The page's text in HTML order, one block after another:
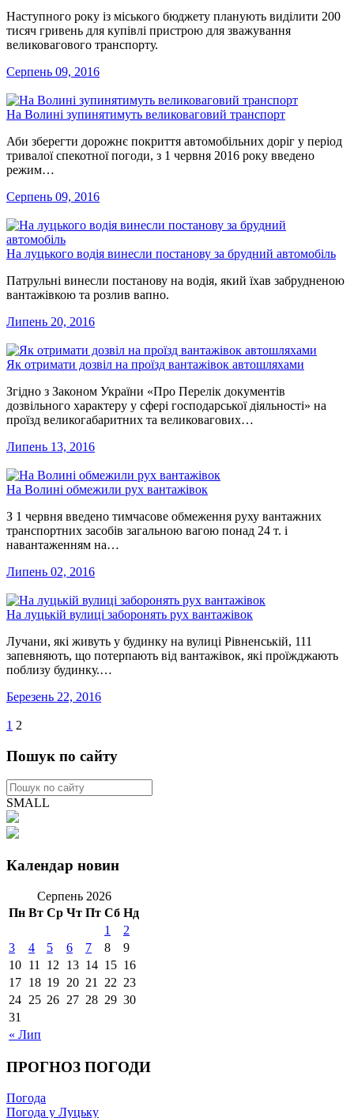
Наступного року із міського бюджету планують виділити 200
тисяч гривень для купівлі пристрою для зважування
великовагового транспорту.
Серпень 09, 2016
На Волині зупинятимуть великоваговий транспорт
Аби зберегти дорожнє покриття автомобільних доріг у період
тривалої спекотної погоди, з 1 червня 2016 року введено
режим…
Серпень 09, 2016
На луцького водія винесли постанову за брудний автомобіль
Патрульні винесли постанову на водія, який їхав забрудненою
вантажівкою та розлив вапно.
Липень 20, 2016
Як отримати дозвіл на проїзд вантажівок автошляхами
Згідно з Законом України «Про Перелік документів
дозвільного характеру у сфері господарської діяльності» на
проїзд великогабаритних та великовагових…
Липень 13, 2016
На Волині обмежили рух вантажівок
З 1 червня введено тимчасове обмеження руху вантажних
транспортних засобів загальною вагою понад 24 т. і
навантаженням на…
Липень 02, 2016
На луцькій вулиці заборонять рух вантажівок
Лучани, які живуть у будинку на вулиці Рівненській, 111
запевняють, що потерпають від вантажівок, які проїжджають
поблизу будинку.…
Березень 22, 2016
1 2
Пошук по сайту
SMALL
Календар новин
Серпень 2026
Пн Вт Ср Чт Пт Сб Нд
« Лип
1
2
3
4 5 6 7 8
9
10 11 12 13 14 15 16
17 18 19 20 21 22 23
24 25 26 27 28 29 30
31
ПРОГНОЗ ПОГОДИ
Погода
Погода у Луцьку